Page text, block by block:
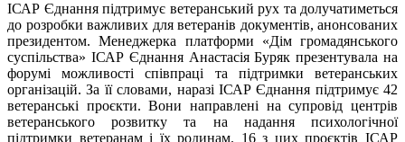
ІСАР Єднання підтримує ветеранський рух та долучатиметься
до розробки важливих для ветеранів документів, анонсованих
президентом. Менеджерка платформи «Дім громадянського
суспільства» ІСАР Єднання Анастасія Буряк презентувала на
форумі можливості співпраці та підтримки ветеранських
організацій. За її словами, наразі ІСАР Єднання підтримує 42
ветеранські проєкти. Вони направлені на супровід центрів
ветеранського розвитку та на надання психологічної
підтримки ветеранам і їх родинам. 16 з цих проєктів ІСАР